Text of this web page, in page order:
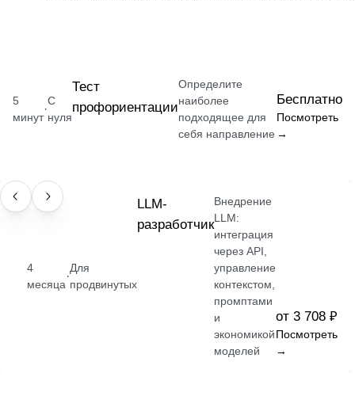
5
минут
·
С
нуля
Тест
профориентации
Определите
наиболее
подходящее для
себя направление
Бесплатно
Посмотреть
→
ПРОФЕССИЯ
4
месяца
·
Для
продвинутых
LLM-
разработчик
Внедрение
LLM:
интеграция
через API,
управление
контекстом,
промптами
и
экономикой
моделей
от 3 708 ₽
Посмотреть
→